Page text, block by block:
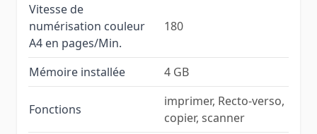
Vitesse de
numérisation couleur
A4 en pages/Min.
180
Mémoire installée 4 GB
Fonctions
imprimer, Recto-verso,
copier, scanner